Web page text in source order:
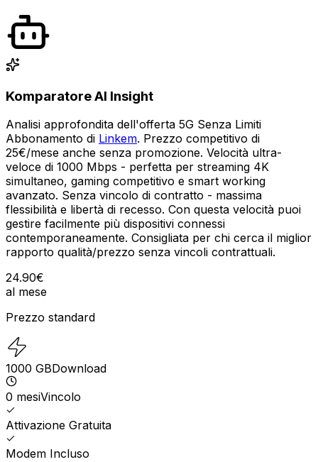
Komparatore AI Insight
Analisi approfondita dell'offerta 5G Senza Limiti
Abbonamento di Linkem. Prezzo competitivo di
25€/mese anche senza promozione. Velocità ultra-
veloce di 1000 Mbps - perfetta per streaming 4K
simultaneo, gaming competitivo e smart working
avanzato. Senza vincolo di contratto - massima
flessibilità e libertà di recesso. Con questa velocità puoi
gestire facilmente più dispositivi connessi
contemporaneamente. Consigliata per chi cerca il miglior
rapporto qualità/prezzo senza vincoli contrattuali.
24.90€
al mese
Prezzo standard
1000 GBDownload
0 mesiVincolo
Attivazione Gratuita
Modem Incluso